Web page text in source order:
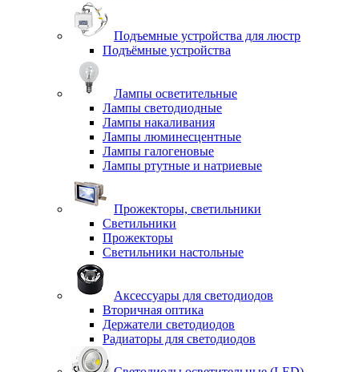
Подъемные устройства для люстр
Подъёмные устройства
Лампы осветительные
Лампы светодиодные
Лампы накаливания
Лампы люминесцентные
Лампы галогеновые
Лампы ртутные и натриевые
Прожекторы, светильники
Светильники
Прожекторы
Светильники настольные
Аксессуары для светодиодов
Вторичная оптика
Держатели светодиодов
Радиаторы для светодиодов